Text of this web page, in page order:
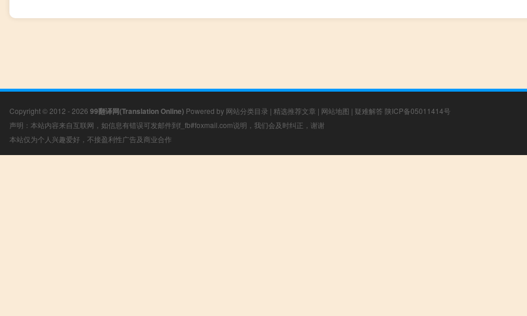
Copyright © 2012 - 2026 99翻译网(Translation Online) Powered by 网站分类目录 | 精选推荐文章 | 网站地图 | 疑难解答 陕ICP备05011414号
声明：本站内容来自互联网，如信息有错误可发邮件到f_fb#foxmail.com说明，我们会及时纠正，谢谢
本站仅为个人兴趣爱好，不接盈利性广告及商业合作